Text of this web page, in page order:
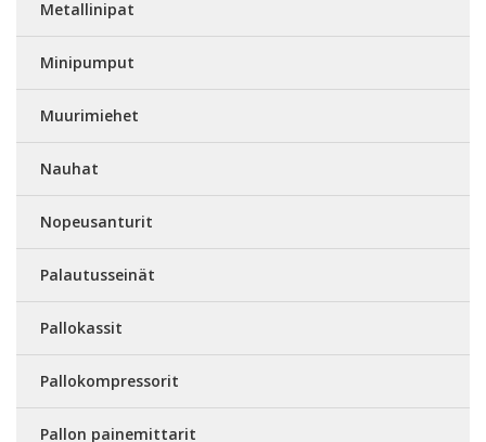
Metallinipat
Minipumput
Muurimiehet
Nauhat
Nopeusanturit
Palautusseinät
Pallokassit
Pallokompressorit
Pallon painemittarit